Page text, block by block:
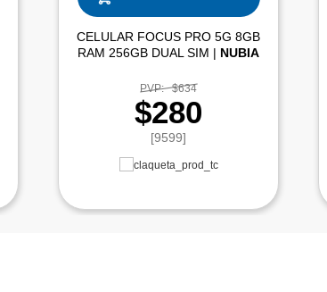
CELULAR FOCUS PRO 5G 8GB
RAM 256GB DUAL SIM | NUBIA
PVP: $634
$280
[9599]